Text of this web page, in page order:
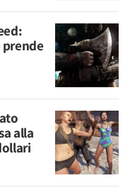
alla